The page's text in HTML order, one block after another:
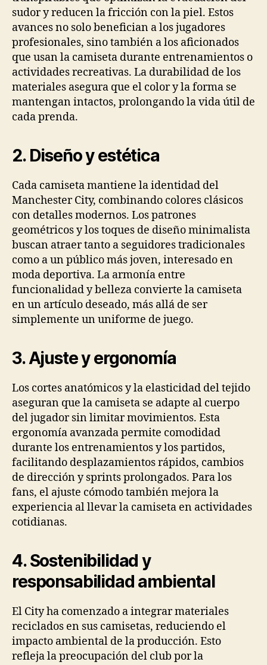
sudor y reducen la fricción con la piel. Estos
avances no solo benefician a los jugadores
profesionales, sino también a los aficionados
que usan la camiseta durante entrenamientos o
actividades recreativas. La durabilidad de los
materiales asegura que el color y la forma se
mantengan intactos, prolongando la vida útil de
cada prenda.
2. Diseño y estética
Cada camiseta mantiene la identidad del
Manchester City, combinando colores clásicos
con detalles modernos. Los patrones
geométricos y los toques de diseño minimalista
buscan atraer tanto a seguidores tradicionales
como a un público más joven, interesado en
moda deportiva. La armonía entre
funcionalidad y belleza convierte la camiseta
en un artículo deseado, más allá de ser
simplemente un uniforme de juego.
3. Ajuste y ergonomía
Los cortes anatómicos y la elasticidad del tejido
aseguran que la camiseta se adapte al cuerpo
del jugador sin limitar movimientos. Esta
ergonomía avanzada permite comodidad
durante los entrenamientos y los partidos,
facilitando desplazamientos rápidos, cambios
de dirección y sprints prolongados. Para los
fans, el ajuste cómodo también mejora la
experiencia al llevar la camiseta en actividades
cotidianas.
4. Sostenibilidad y
responsabilidad ambiental
El City ha comenzado a integrar materiales
reciclados en sus camisetas, reduciendo el
impacto ambiental de la producción. Esto
refleja la preocupación del club por la